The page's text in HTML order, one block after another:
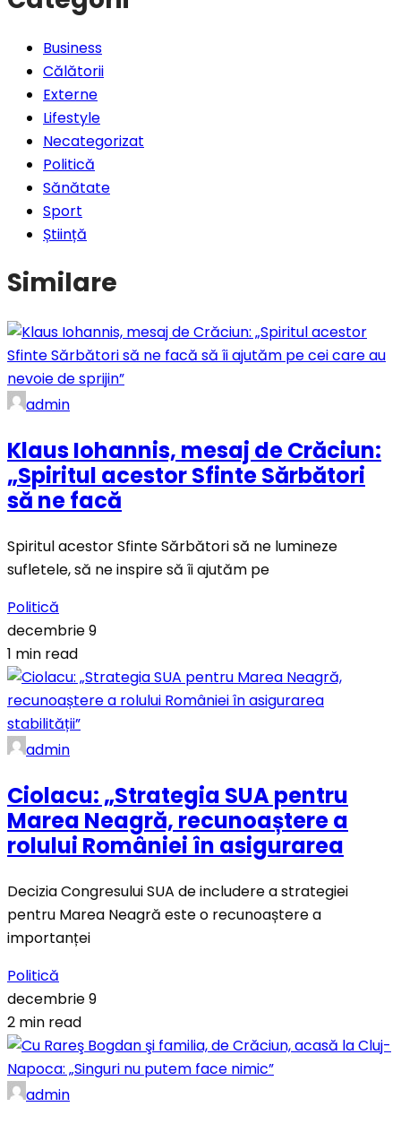
Business
Călătorii
Externe
Lifestyle
Necategorizat
Politică
Sănătate
Sport
Știință
Similare
admin
Klaus Iohannis, mesaj de Crăciun:
„Spiritul acestor Sfinte Sărbători
să ne facă
Spiritul acestor Sfinte Sărbători să ne lumineze
sufletele, să ne inspire să îi ajutăm pe
Politică
decembrie 9
1 min read
admin
Ciolacu: „Strategia SUA pentru
Marea Neagră, recunoaștere a
rolului României în asigurarea
Decizia Congresului SUA de includere a strategiei
pentru Marea Neagră este o recunoaștere a
importanței
Politică
decembrie 9
2 min read
admin